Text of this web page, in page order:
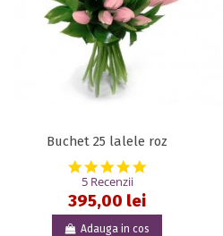
Buchet 25 lalele roz
5.0 star rating
5 Recenzii
395,00 lei
Adauga in cos